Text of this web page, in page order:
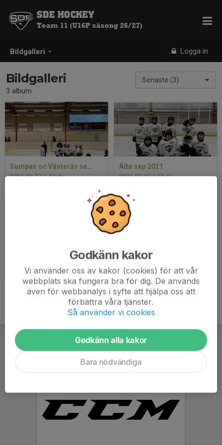
Bildgalleri Logga in
SDE HOCKEY
Team 11 (U16P säsong 26/27)
Senaste (3)
Bildgalleri
3 album
Sumpan oc Västerås sep 21
2021-09-27 | 47 st
Älta sep 2021
2021-09-25 | 23 st
Gimo September 2021
2021-09-18 | 55 st
Godkänn kakor
Vi använder oss av kakor (cookies) för att vår
webbplats ska fungera bra för dig. De används
även för webbanalys i syfte att hjälpa oss att
förbättra våra tjänster.
Så använder vi cookies
Godkänn alla kakor
Bara nödvändiga